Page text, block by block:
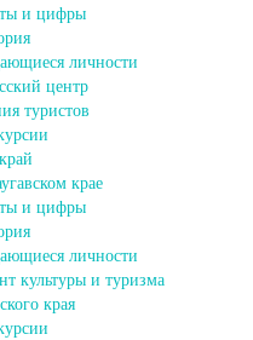
и цифры
личности
центр
туристов
крае
и цифры
личности
культуры и туризма
края